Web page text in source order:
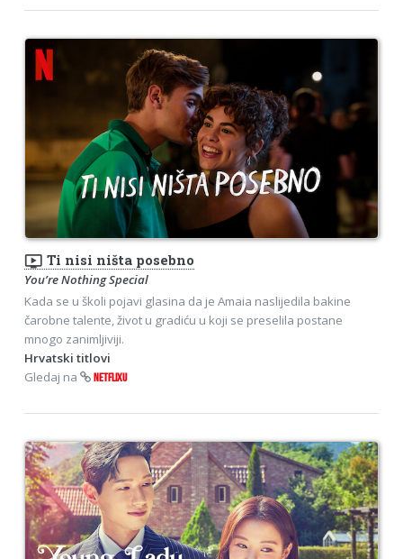
ondemand_video Ti nisi ništa posebno
You’re Nothing Special
Kada se u školi pojavi glasina da je Amaia naslijedila bakine
čarobne talente, život u gradiću u koji se preselila postane
mnogo zanimljiviji.
Hrvatski titlovi
Gledaj na
NETFLIXU